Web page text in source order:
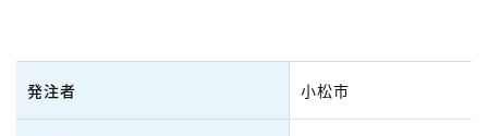
発注者 小松市